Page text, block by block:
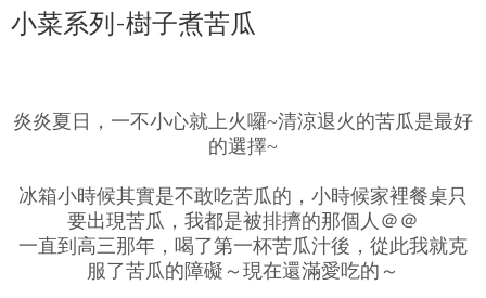
小菜系列-樹子煮苦瓜
炎炎夏日，一不小心就上火囉~清涼退火的苦瓜是最好
的選擇~
冰箱小時候其實是不敢吃苦瓜的，小時候家裡餐桌只
要出現苦瓜，我都是被排擠的那個人＠＠
一直到高三那年，喝了第一杯苦瓜汁後，從此我就克
服了苦瓜的障礙～現在還滿愛吃的～